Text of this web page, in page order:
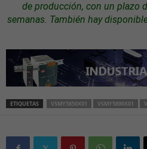
de producción, con un plazo
semanas. También hay
ETIQUETAS VSMY5850X01 VSMY5890X01